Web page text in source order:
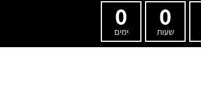
0
שעות
0
ימים